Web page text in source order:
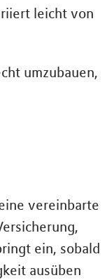
leicht von
umzubauen,
vereinbarte
ein, sobald
ausüben